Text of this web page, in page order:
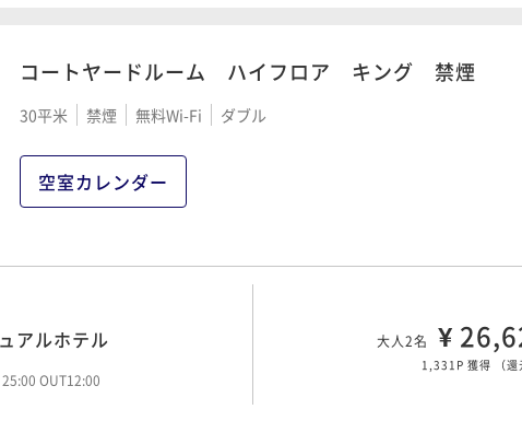
～
OUT12:00
コートヤードルーム ハイフロア キング 禁煙
30平米 禁煙 無料Wi-Fi ダブル
空室カレンダー
アルホテル
OUT12:00
大人2名 ¥
1,331P 獲得 （還